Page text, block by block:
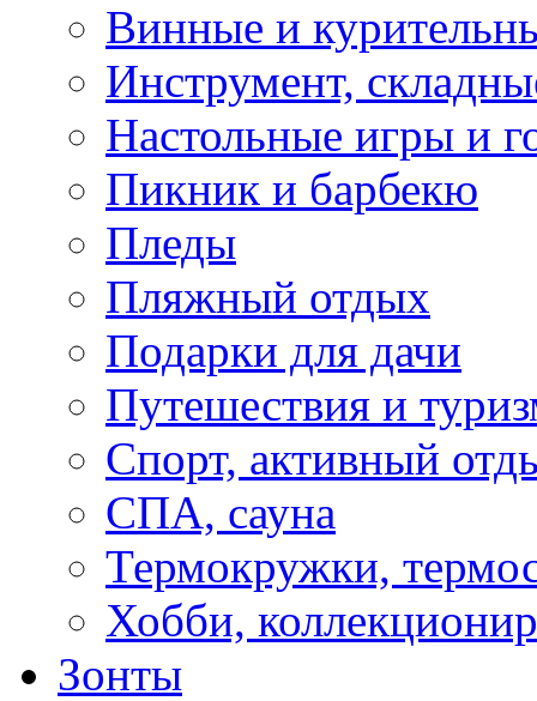
Винные и
Инструмент,
Настольные игры и
Пикник и барбекю
Пледы
Пляжный отдых
Подарки для дачи
Путешествия и
Спорт, активный
СПА, сауна
Термокружки,
Хобби,
Зонты